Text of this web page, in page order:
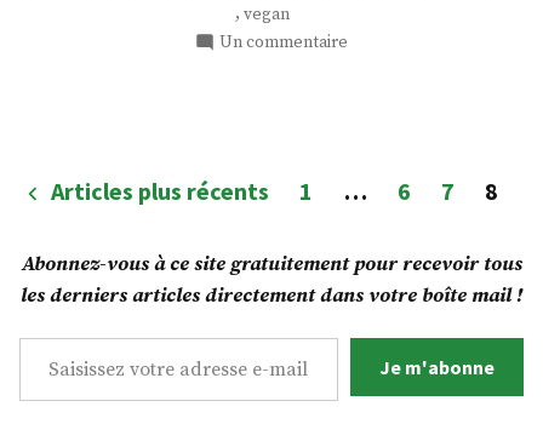
, vegan
Un commentaire
la
!
Pagination
publications
Articles plus récents 1 … 6 7 8
Abonnez-vous à ce site gratuitement pour recevoir tous
les derniers articles directement dans votre boîte mail !
Saisissez votre adresse e-mail…
Je m'abonne